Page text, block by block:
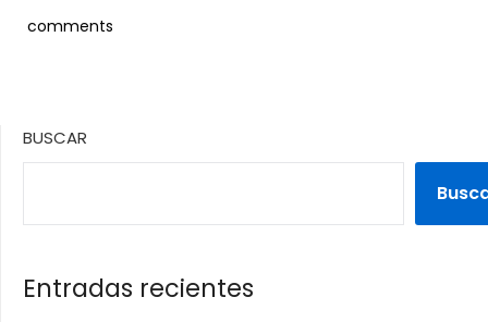
comments
BUSCAR
Entradas recientes